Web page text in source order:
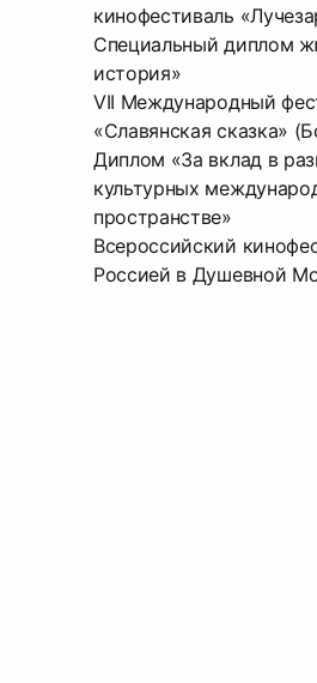
кинофестиваль
Специальный диплом
история»
VII Международный
«Славянская сказка»
Диплом «За вклад в
культурных
пространстве»
Всероссийский
Россией в Душевной